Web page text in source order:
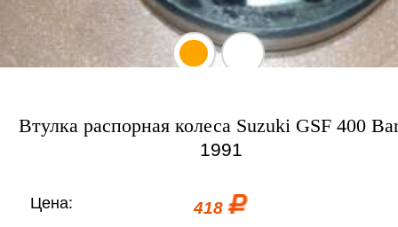
Втулка распорная колеса Suzuki GSF 400
1991
Цена: 418